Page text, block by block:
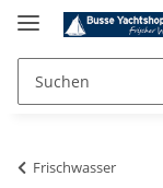
Frischwasser